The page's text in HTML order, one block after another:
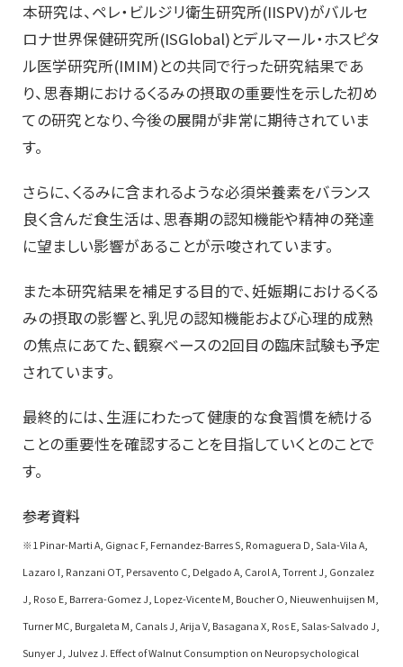
本研究は、ペレ・ビルジリ衛生研究所(IISPV)がバルセ
ロナ世界保健研究所(ISGlobal)とデルマール・ホスピタ
ル医学研究所(IMIM)との共同で行った研究結果であ
り、思春期におけるくるみの摂取の重要性を示した初め
ての研究となり、今後の展開が非常に期待されていま
す。
さらに、くるみに含まれるような必須栄養素をバランス
良く含んだ食生活は、思春期の認知機能や精神の発達
に望ましい影響があることが示唆されています。
また本研究結果を補足する目的で、妊娠期におけるくる
みの摂取の影響と、乳児の認知機能および心理的成熟
の焦点にあてた、観察ベースの2回目の臨床試験も予定
されています。
最終的には、生涯にわたって健康的な食習慣を続ける
ことの重要性を確認することを目指していくとのことで
す。
参考資料
※1 Pinar-Marti A, Gignac F, Fernandez-Barres S, Romaguera D, Sala-Vila A,
Lazaro I, Ranzani OT, Persavento C, Delgado A, Carol A, Torrent J, Gonzalez
J, Roso E, Barrera-Gomez J, Lopez-Vicente M, Boucher O, Nieuwenhuijsen M,
Turner MC, Burgaleta M, Canals J, Arija V, Basagana X, Ros E, Salas-Salvado J,
Sunyer J, Julvez J. Effect of Walnut Consumption on Neuropsychological